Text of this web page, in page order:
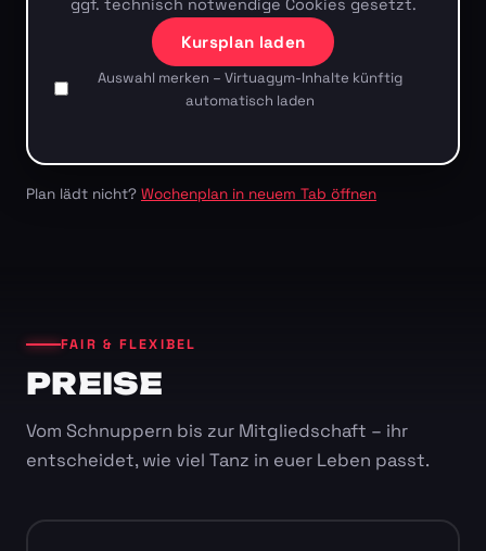
ggf. technisch notwendige Cookies gesetzt.
Kursplan laden
Auswahl merken – Virtuagym-Inhalte künftig
automatisch laden
Plan lädt nicht? Wochenplan in neuem Tab öffnen
FAIR & FLEXIBEL
PREISE
Vom Schnuppern bis zur Mitgliedschaft – ihr
entscheidet, wie viel Tanz in euer Leben passt.